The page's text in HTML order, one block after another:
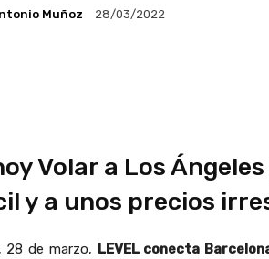
Muñoz 28/03/2022
Volar a Los
y a unos precios
28 de marzo, LEVEL conecta